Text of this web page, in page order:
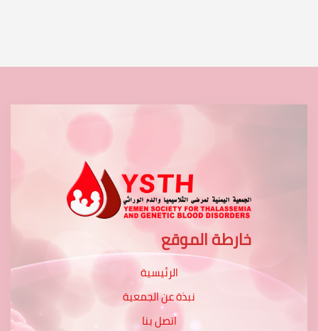
خارطة الموقع
الرئيسية
نبذة عن الجمعية
اتصل بنا